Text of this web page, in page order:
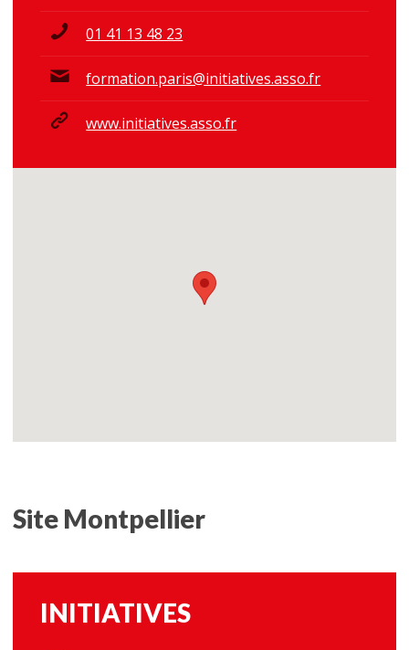
01 41 13 48 23
formation.paris@initiatives.asso.fr
www.initiatives.asso.fr
Site Montpellier
INITIATIVES